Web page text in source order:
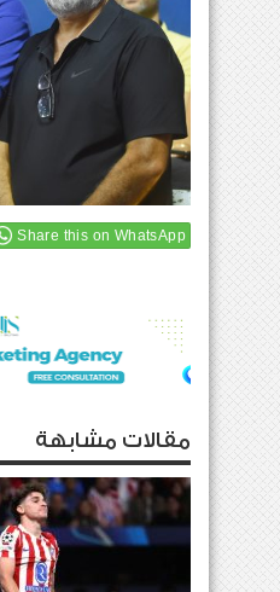
Share this on WhatsApp
مقالات مشابهة